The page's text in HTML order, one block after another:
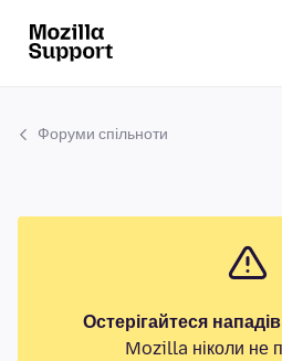
Форуми спільноти
Остерігайтеся
Mozilla ніколи не